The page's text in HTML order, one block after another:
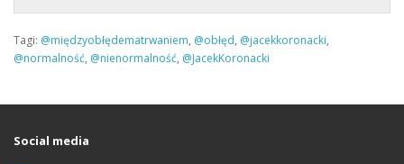
Tagi: @międzyobłędematrwaniem, @obłęd, @jacekkoronacki,
@normalność, @nienormalność, @JacekKoronacki
Social media